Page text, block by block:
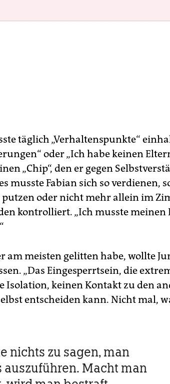
täglich „Verhaltenspunkte“
oder „Ich habe keinen
„Chip“, den er gegen
musste Fabian sich so verdienen,
oder nicht mehr allein im
kontrolliert. „Ich musste meinen
am meisten gelitten habe, wollte
„Das Eingesperrtsein, die
Isolation, keinen Kontakt zu den
entscheiden kann. Nicht mal,
nichts zu sagen, man
auszuführen. Macht man